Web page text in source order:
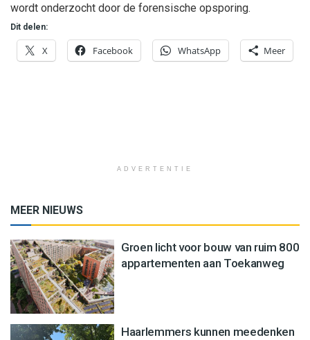
wordt onderzocht door de forensische opsporing.
Dit delen:
X Facebook WhatsApp Meer
ADVERTENTIE
MEER NIEUWS
Groen licht voor bouw van ruim 800
appartementen aan Toekanweg
Haarlemmers kunnen meedenken